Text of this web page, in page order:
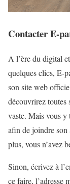
Contacter E-
A l’ère du digital
quelques clics, E-
son site web
découvrirez toutes
vaste. Mais vous y
afin de joindre son
plus, vous n’avez
Sinon, écrivez à
ce faire, l’adresse